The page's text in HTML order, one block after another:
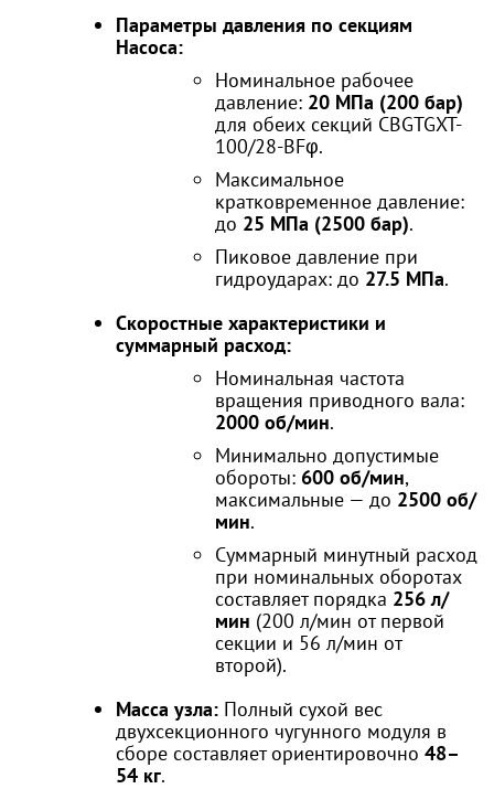
Параметры давления по секциям
Насоса:
Номинальное рабочее
давление: 20 МПа (200 бар)
для обеих секций CBGTGXT-
100/28-BFφ.
Максимальное
кратковременное давление:
до 25 МПа (2500 бар).
Пиковое давление при
гидроударах: до 27.5 МПа.
Скоростные характеристики и
суммарный расход:
Номинальная частота
вращения приводного вала:
2000 об/мин.
Минимально допустимые
обороты: 600 об/мин,
максимальные — до 2500 об/
мин.
Суммарный минутный расход
при номинальных оборотах
составляет порядка 256 л/
мин (200 л/мин от первой
секции и 56 л/мин от
второй).
Масса узла: Полный сухой вес
двухсекционного чугунного модуля в
сборе составляет ориентировочно 48–
54 кг.